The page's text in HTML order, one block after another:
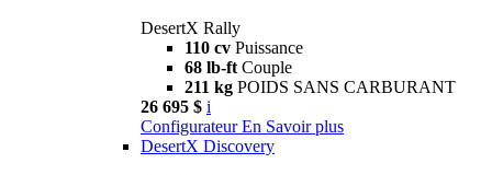
DesertX Rally
110 cv Puissance
68 lb-ft Couple
211 kg POIDS SANS CARBURANT
26 695 $ i
Configurateur En Savoir plus
DesertX Discovery